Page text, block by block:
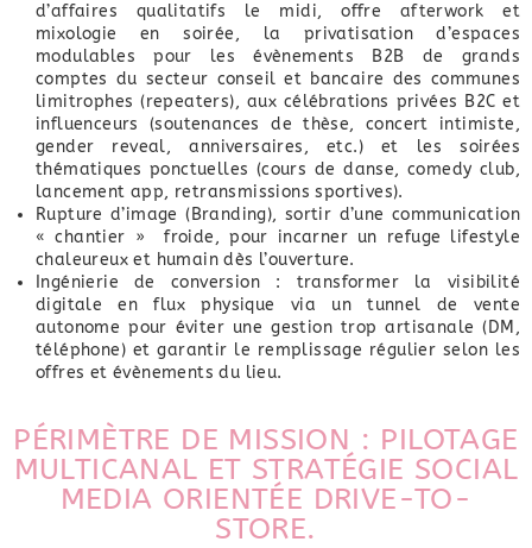
d’affaires qualitatifs le midi, offre afterwork et
mixologie en soirée, la privatisation d’espaces
modulables pour les évènements B2B de grands
comptes du secteur conseil et bancaire des communes
limitrophes (repeaters), aux célébrations privées B2C et
influenceurs (soutenances de thèse, concert intimiste,
gender reveal, anniversaires, etc.) et les soirées
thématiques ponctuelles (cours de danse, comedy club,
lancement app, retransmissions sportives).
Rupture d’image (Branding), sortir d’une communication
« chantier » froide, pour incarner un refuge lifestyle
chaleureux et humain dès l’ouverture.
Ingénierie de conversion : transformer la visibilité
digitale en flux physique via un tunnel de vente
autonome pour éviter une gestion trop artisanale (DM,
téléphone) et garantir le remplissage régulier selon les
offres et évènements du lieu.
PÉRIMÈTRE DE MISSION : PILOTAGE
MULTICANAL ET STRATÉGIE SOCIAL
MEDIA ORIENTÉE DRIVE-TO-
STORE.